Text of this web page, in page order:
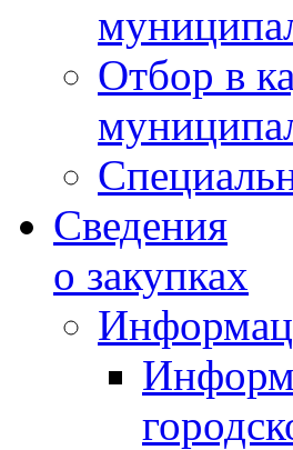
Отбор в
Сведения
о закупках